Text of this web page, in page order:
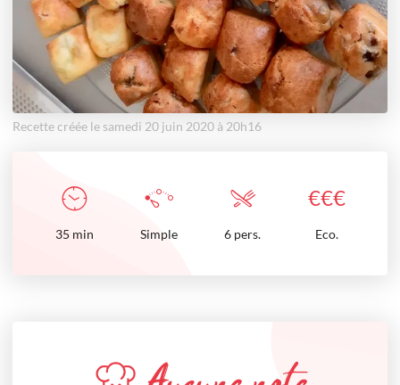
Recette créée le samedi 20 juin 2020 à 20h16
€€€
35 min Simple 6 pers. Eco.